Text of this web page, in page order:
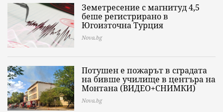
Земетресение с магнитуд 4,5
беше регистрирано в
Югоизточна Турция
Nova.bg
Потушен е пожарът в сградата
на бивше училище в центъра на
Монтана (ВИДЕО+СНИМКИ)
Nova.bg